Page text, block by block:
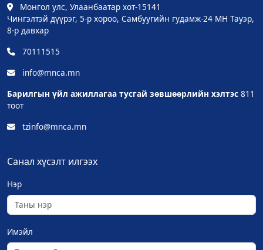
Монгол улс, Улаанбаатар хот-15141
Чингэлтэй дүүрэг, 5-р хороо, Самбуугийн гудамж-24 МН Тауэр,
8-р давхар
70111515
info@mnca.mn
Барилгын үйл ажиллагаа тусгай зөвшөөрлийн хэлтэс 811
тоот
tzinfo@mnca.mn
Санал хүсэлт илгээх
Нэр
Имэйл